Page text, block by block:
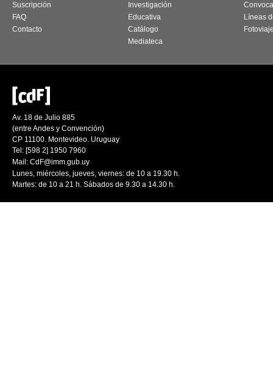
Suscripción
FAQ
Contacto
Investigación
Educativa
Catálogo
Mediateca
Líneas
Av. 18 de Julio 885
(entre Andes y Convención)
CP 11100. Montevideo. Uruguay
Tel: [598 2] 1950 7960
Mail: CdF@imm.gub.uy
Lunes, miércoles, jueves, viernes: de 10 a 19.30 h.
Martes: de 10 a 21 h. Sábados de 9.30 a 14.30 h.